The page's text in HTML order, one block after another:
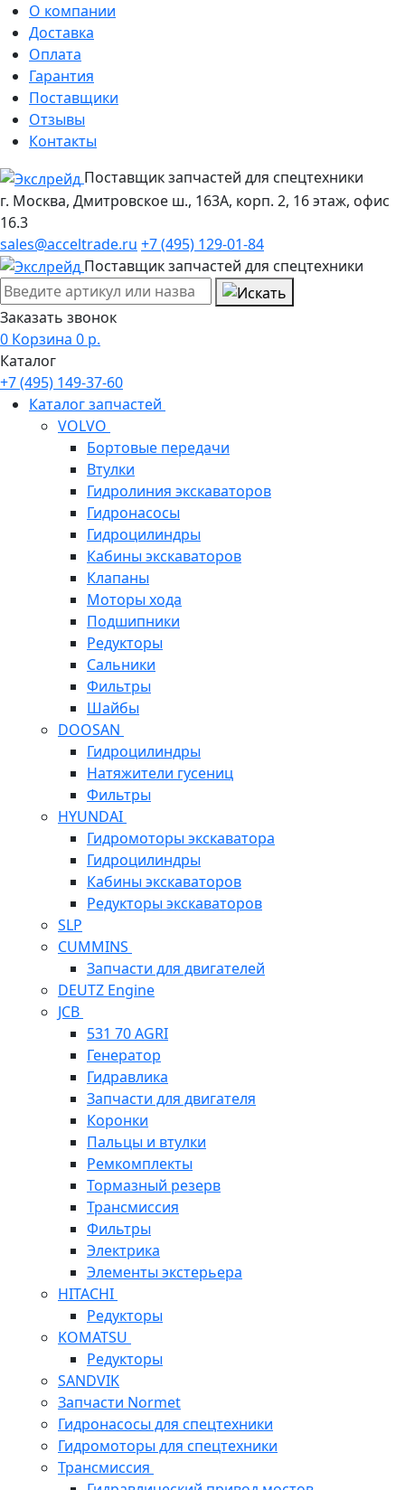
О компании
Доставка
Оплата
Гарантия
Поставщики
Отзывы
Контакты
Поставщик запчастей для спецтехники
г. Москва, Дмитровское ш., 163А, корп. 2, 16 этаж, офис
16.3
sales@acceltrade.ru +7 (495) 129-01-84
Поставщик запчастей для спецтехники
Заказать звонок
0 Корзина 0 р.
Каталог
+7 (495) 149-37-60
Каталог запчастей
VOLVO
Бортовые передачи
Втулки
Гидролиния экскаваторов
Гидронасосы
Гидроцилиндры
Кабины экскаваторов
Клапаны
Моторы хода
Подшипники
Редукторы
Сальники
Фильтры
Шайбы
DOOSAN
Гидроцилиндры
Натяжители гусениц
Фильтры
HYUNDAI
Гидромоторы экскаватора
Гидроцилиндры
Кабины экскаваторов
Редукторы экскаваторов
SLP
CUMMINS
Запчасти для двигателей
DEUTZ Engine
JCB
531 70 AGRI
Генератор
Гидравлика
Запчасти для двигателя
Коронки
Пальцы и втулки
Ремкомплекты
Тормазный резерв
Трансмиссия
Фильтры
Электрика
Элементы экстерьера
HITACHI
Редукторы
KOMATSU
Редукторы
SANDVIK
Запчасти Normet
Гидронасосы для спецтехники
Гидромоторы для спецтехники
Трансмиссия